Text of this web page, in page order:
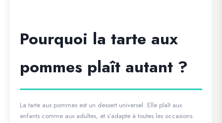
Pourquoi la tarte aux
pommes plaît autant ?
La tarte aux pommes est un dessert universel. Elle plaît aux
enfants comme aux adultes, et s’adapte à toutes les occasions.